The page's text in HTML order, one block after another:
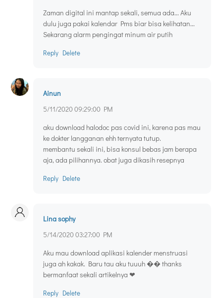
Zaman digital ini mantap sekali, semua ada... Aku
dulu juga pakai kalendar Pms biar bisa kelihatan...
Sekarang alarm pengingat minum air putih
Reply Delete
Ainun
5/11/2020 09:29:00 PM
aku download halodoc pas covid ini, karena pas mau
ke dokter langganan ehh ternyata tutup.
membantu sekali ini, bisa konsul bebas jam berapa
aja, ada pilihannya. obat juga dikasih resepnya
Reply Delete
Lina sophy
5/14/2020 03:27:00 PM
Aku mau download aplikasi kalender menstruasi
juga ah kakak. Baru tau aku tuuuh �� thanks
bermanfaat sekali artikelnya ❤
Reply Delete